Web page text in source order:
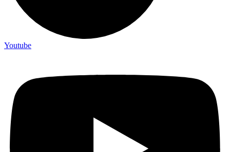
Youtube